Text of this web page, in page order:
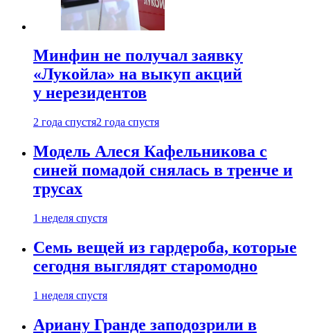
Минфин не получал заявку
«Лукойла» на выкуп акций
у нерезидентов
2 года спустя2 года спустя
Модель Алеся Кафельникова с
синей помадой снялась в тренче и
трусах
1 неделя спустя
Семь вещей из гардероба, которые
сегодня выглядят старомодно
1 неделя спустя
Ариану Гранде заподозрили в